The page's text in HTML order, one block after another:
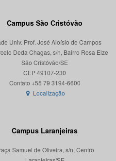
Campus São Cristóvão
Univ. Prof. José Aloísio de Campos
Deda Chagas, s/n, Bairro Rosa Elze
São Cristóvão/SE
CEP 49107-230
Localização
Campus Laranjeiras
Samuel de Oliveira, s/n, Centro